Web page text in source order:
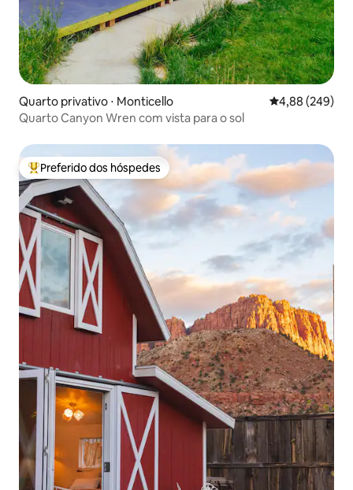
Quarto privativo ⋅ Monticello 4,88 de uma
4,88 (249)
Quarto Canyon Wren com vista para o sol
Entre os melhores preferidos dos hóspedes
Preferido dos hóspedes